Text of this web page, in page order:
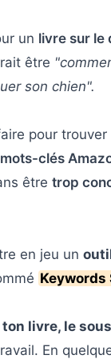
un livre sur le
être
son chien".
pour trouver
clés
être trop
en jeu un
Keywords
livre, le
En